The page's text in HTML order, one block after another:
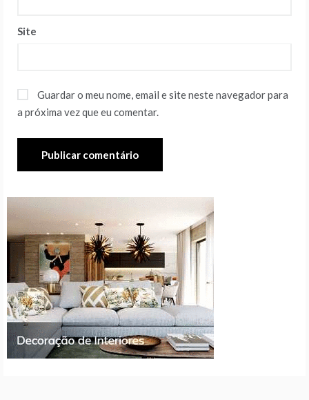
Site
Guardar o meu nome, email e site neste navegador para
a próxima vez que eu comentar.